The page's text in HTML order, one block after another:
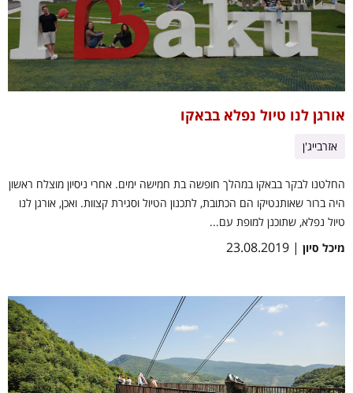
אורגן לנו טיול נפלא בבאקו
אזרבייג'ן
החלטנו לבקר בבאקו במהלך חופשה בת חמישה ימים. אחרי ניסיון מוצלח ראשון
היה ברור שאותנטיקו הם הכתובת, לתכנון הטיול וסגירת קצוות. ואכן, אורגן לנו
טיול נפלא, שתוכנן למופת עם...
מיכל סיון | 23.08.2019